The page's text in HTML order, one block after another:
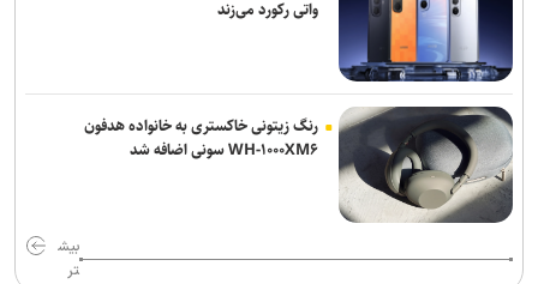
واتی رکورد می‌زند
رنگ زیتونی خاکستری به خانواده هدفون
WH-۱۰۰۰XM۶ سونی اضافه شد
بیش
تر